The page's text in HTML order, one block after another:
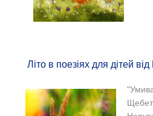
Літо в поезіях для дітей
"